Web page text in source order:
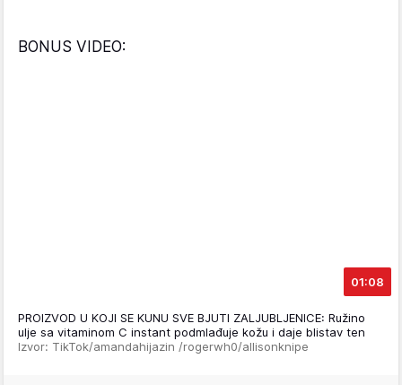
BONUS VIDEO:
01:08
PROIZVOD U KOJI SE KUNU SVE BJUTI ZALJUBLJENICE: Ružino
ulje sa vitaminom C instant podmlađuje kožu i daje blistav ten
Izvor: TikTok/amandahijazin /rogerwh0/allisonknipe